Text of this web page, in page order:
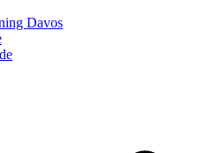
Davos